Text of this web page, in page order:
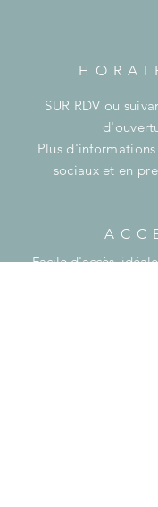
SUR RDV ou
Plus d'informations
sociaux et en
Facile d'accès,